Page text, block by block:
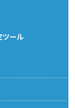
ツール